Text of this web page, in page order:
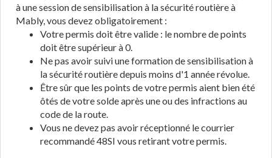
à une session de sensibilisation à la sécurité routière à
Mably, vous devez obligatoirement :
Votre permis doit être valide : le nombre de points
doit être supérieur à 0.
Ne pas avoir suivi une formation de sensibilisation à
la sécurité routière depuis moins d'1 année révolue.
Être sûr que les points de votre permis aient bien été
ôtés de votre solde après une ou des infractions au
code de la route.
Vous ne devez pas avoir réceptionné le courrier
recommandé 48SI vous retirant votre permis.